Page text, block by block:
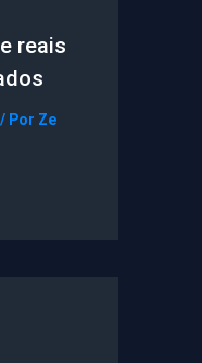
reais
/ Por Ze